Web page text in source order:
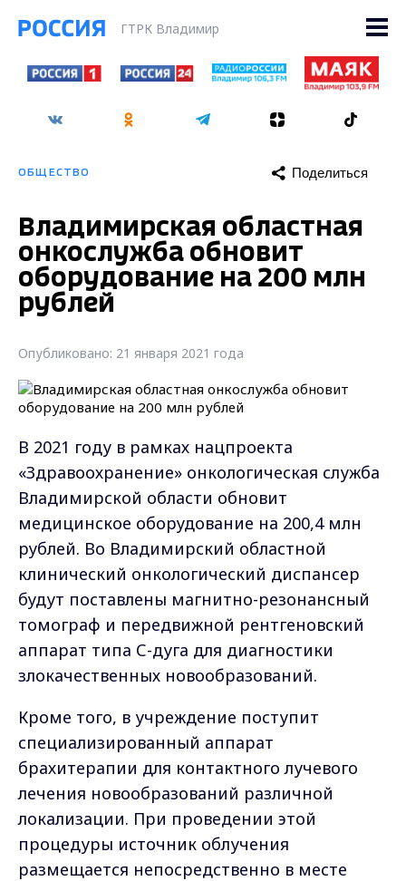
ГТРК Владимир
ОБЩЕСТВО Поделиться
Владимирская областная
онкослужба обновит
оборудование на 200 млн
рублей
Опубликовано: 21 января 2021 года
В 2021 году в рамках нацпроекта
«Здравоохранение» онкологическая служба
Владимирской области обновит
медицинское оборудование на 200,4 млн
рублей. Во Владимирский областной
клинический онкологический диспансер
будут поставлены магнитно-резонансный
томограф и передвижной рентгеновский
аппарат типа С-дуга для диагностики
злокачественных новообразований.
Кроме того, в учреждение поступит
специализированный аппарат
брахитерапии для контактного лучевого
лечения новообразований различной
локализации. При проведении этой
процедуры источник облучения
размещается непосредственно в месте